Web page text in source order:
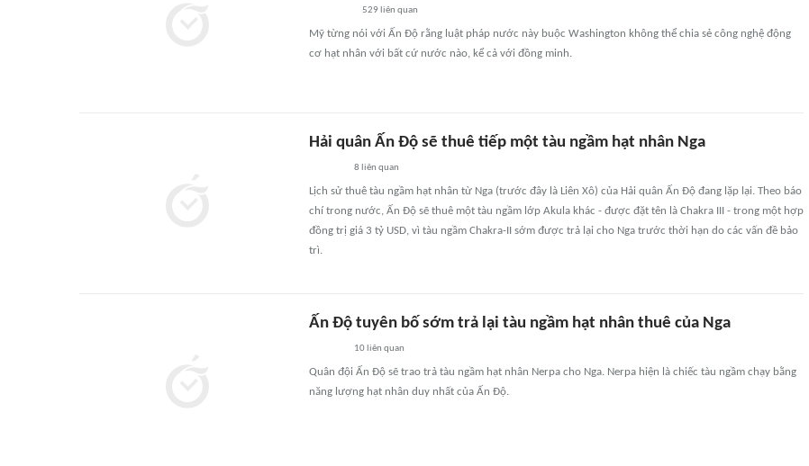
529 liên quan
Mỹ từng nói với Ấn Độ rằng luật pháp nước này buộc Washington không thể chia sẻ công nghệ động
cơ hạt nhân với bất cứ nước nào, kể cả với đồng minh.
Hải quân Ấn Độ sẽ thuê tiếp một tàu ngầm hạt nhân Nga
8 liên quan
Lịch sử thuê tàu ngầm hạt nhân từ Nga (trước đây là Liên Xô) của Hải quân Ấn Độ đang lặp lại. Theo báo
chí trong nước, Ấn Độ sẽ thuê một tàu ngầm lớp Akula khác - được đặt tên là Chakra III - trong một hợp
đồng trị giá 3 tỷ USD, vì tàu ngầm Chakra-II sớm được trả lại cho Nga trước thời hạn do các vấn đề bảo
trì.
Ấn Độ tuyên bố sớm trả lại tàu ngầm hạt nhân thuê của Nga
10liên quan
Quân đội Ấn Độ sẽ trao trả tàu ngầm hạt nhân Nerpa cho Nga. Nerpa hiện là chiếc tàu ngầm chạy bằng
năng lượng hạt nhân duy nhất của Ấn Độ.